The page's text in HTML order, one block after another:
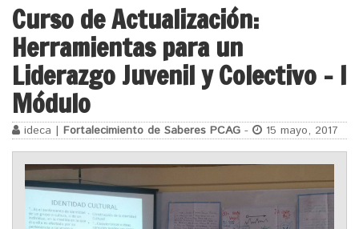
Curso de Actualización:
Herramientas para un
Liderazgo Juvenil y Colectivo – I
Módulo
ideca | Fortalecimiento de Saberes PCAG - 15 mayo, 2017